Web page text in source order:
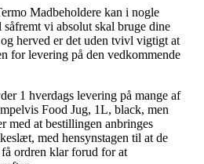
Madbeholdere kan i nogle
vi absolut skal bruge dine
herved er det uden tvivl vigtigt at
for levering på den vedkommende
1 hverdags levering på mange af
Food Jug, 1L, black, men
med at bestillingen anbringes
med hensynstagen til at de
ordren klar forud for at